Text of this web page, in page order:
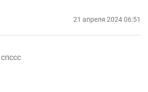
21 апреля 2024 06:51